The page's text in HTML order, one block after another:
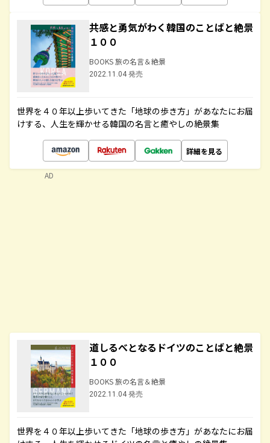
共感と勇気がわく韓国のことばと絶景
１００
BOOKS 旅の名言＆絶景
2022.11.04 発売
世界を４０年以上歩いてきた「地球の歩き方」があなたにお届
けする、人生を輝かせる韓国の名言と癒やしの絶景集
詳細を見る
道しるべとなるドイツのことばと絶景
１００
BOOKS 旅の名言＆絶景
2022.11.04 発売
世界を４０年以上歩いてきた「地球の歩き方」があなたにお届
AD